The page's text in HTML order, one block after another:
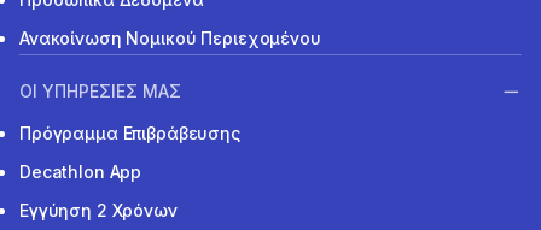
Ανακοίνωση Νομικού Περιεχομένου
ΟΙ ΥΠΗΡΕΣΙΕΣ ΜΑΣ
Πρόγραμμα Επιβράβευσης
Decathlon App
Εγγύηση 2 Χρόνων